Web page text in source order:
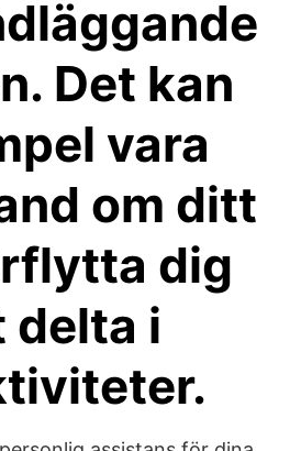
Det kan
vara
om ditt
dig
delta i